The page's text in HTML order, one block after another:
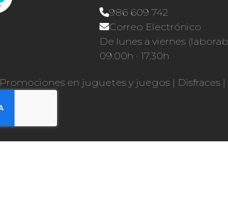
986 609 742
Correo Electrónico
De lunes a viernes
09.00h · 17.30h
Promociones en juguetes y juegos | Disfraces |